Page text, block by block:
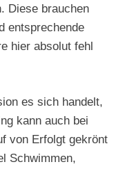
Diese brauchen
entsprechende
hier absolut fehl
es sich handelt,
kann auch bei
von Erfolgt gekrönt
Schwimmen,